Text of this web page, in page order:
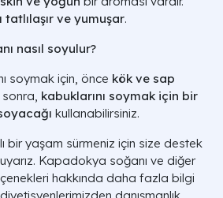
tatlılaşır ve yumuşar.
nasıl soyulur?
soymak için, önce kök ve sap
kabuklarını soymak için bir
kullanabilirsiniz.
bir yaşam sürmeniz için size destek
Kapadokya soğanı ve diğer
hakkında daha fazla bilgi